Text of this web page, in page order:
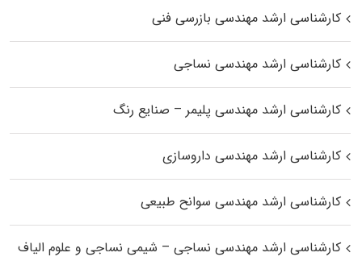
کارشناسی ارشد مهندسی بازرسی فنی
کارشناسی ارشد مهندسی نساجی
کارشناسی ارشد مهندسی پلیمر – صنایع رنگ
کارشناسی ارشد مهندسی داروسازی
کارشناسی ارشد مهندسی سوانح طبیعی
کارشناسی ارشد مهندسی نساجی – شیمی نساجی و علوم الیاف